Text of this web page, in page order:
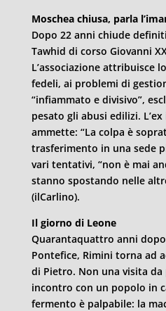
Moschea chiusa, parla
Dopo 22 anni chiude
Tawhid di corso Giovanni
L’associazione attribuisce
fedeli, ai problemi di
“infiammato e divisivo”,
pesato gli abusi edilizi.
ammette: “La colpa è
trasferimento in una sede
vari tentativi, “non è mai
stanno spostando nelle
(ilCarlino).
Il giorno di Leone
Quarantaquattro anni dopo
Pontefice, Rimini torna ad
di Pietro. Non una visita
incontro con un popolo in
fermento è palpabile: la